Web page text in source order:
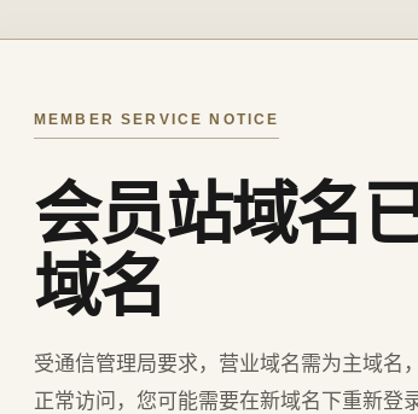
MEMBER SERVICE NOTICE
会员站域名
域名
受通信管理局要求，营业域名需为主域名
正常访问，您可能需要在新域名下重新登